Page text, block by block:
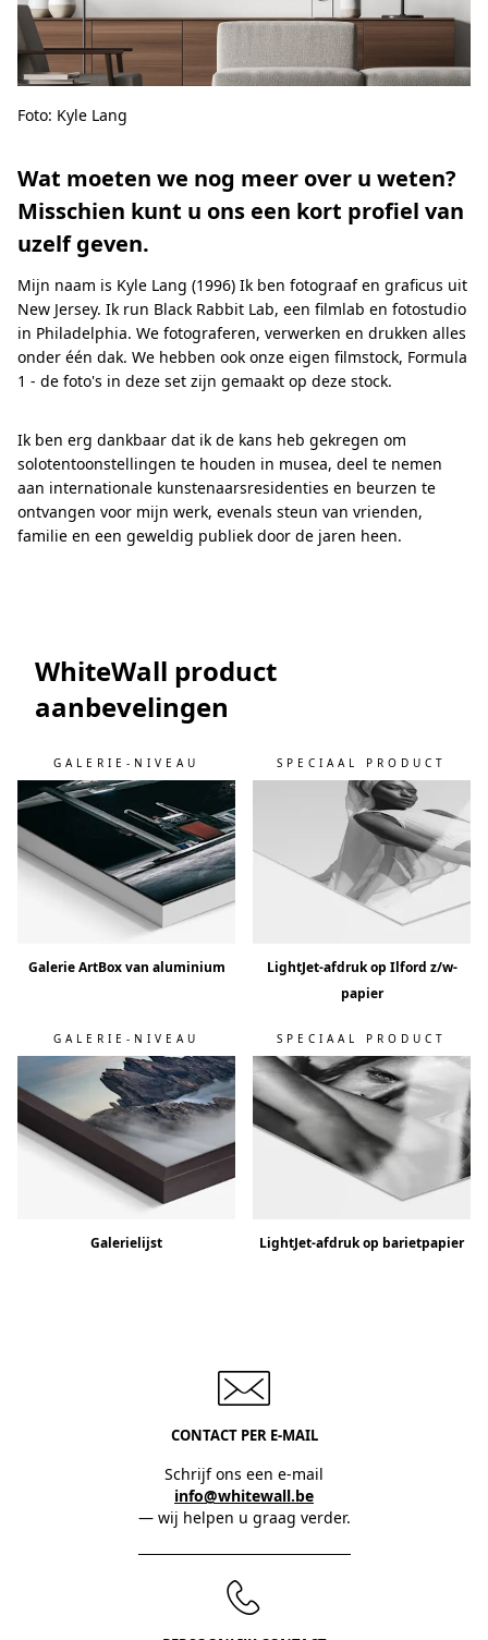
Foto: Kyle Lang
Wat moeten we nog meer over u weten?
Misschien kunt u ons een kort profiel van
uzelf geven.
Mijn naam is Kyle Lang (1996) Ik ben fotograaf en graficus uit
New Jersey. Ik run Black Rabbit Lab, een filmlab en fotostudio
in Philadelphia. We fotograferen, verwerken en drukken alles
onder één dak. We hebben ook onze eigen filmstock, Formula
1 - de foto's in deze set zijn gemaakt op deze stock.
Ik ben erg dankbaar dat ik de kans heb gekregen om
solotentoonstellingen te houden in musea, deel te nemen
aan internationale kunstenaarsresidenties en beurzen te
ontvangen voor mijn werk, evenals steun van vrienden,
familie en een geweldig publiek door de jaren heen.
WhiteWall product
aanbevelingen
GALERIE-NIVEAU
Galerie ArtBox van aluminium
SPECIAAL PRODUCT
LightJet-afdruk op Ilford z/w-
papier
GALERIE-NIVEAU
Galerielijst
SPECIAAL PRODUCT
LightJet-afdruk op barietpapier
CONTACT PER E-MAIL
Schrijf ons een e-mail
info@whitewall.be
— wij helpen u graag verder.